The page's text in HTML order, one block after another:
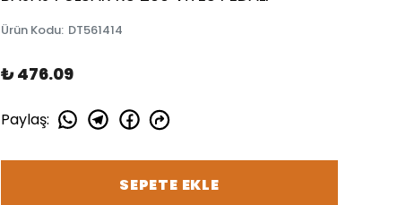
Ürün Kodu: DT561414
₺ 476.09
Paylaş:
SEPETE EKLE